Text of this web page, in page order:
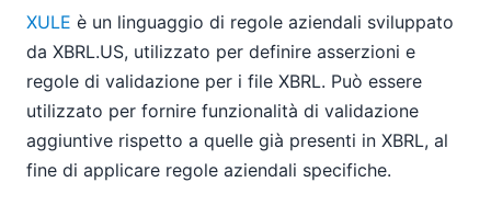
XULE è un linguaggio di regole aziendali sviluppato
da XBRL.US, utilizzato per definire asserzioni e
regole di validazione per i file XBRL. Può essere
utilizzato per fornire funzionalità di validazione
aggiuntive rispetto a quelle già presenti in XBRL, al
fine di applicare regole aziendali specifiche.